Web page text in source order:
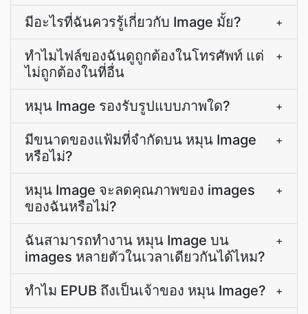
มีอะไรที่ฉันควรรู้เกี่ยวกับ Image มั้ย? +
ทำไมไฟล์ของฉันดูถูกต้องในโทรศัพท์ แต่
ไม่ถูกต้องในที่อื่น
+
หมุน Image รองรับรูปแบบภาพใด? +
มีขนาดของแฟ้มที่จำกัดบน หมุน Image
หรือไม่?
+
หมุน Image จะลดคุณภาพของ images
ของฉันหรือไม่?
+
ฉันสามารถทำงาน หมุน Image บน
images หลายตัวในเวลาเดียวกันได้ไหม?
+
ทำไม EPUB ถึงเป็นเจ้าของ หมุน Image? +